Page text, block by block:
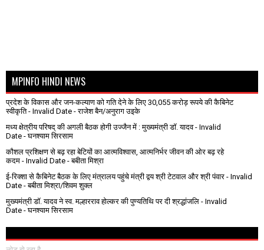
MPINFO HINDI NEWS
प्रदेश के विकास और जन-कल्याण को गति देने के लिए 30,055 करोड़ रूपये की कैबिनेट
स्वीकृति- Invalid Date - राजेश बैन/अनुराग उइके
मध्य क्षेत्रीय परिषद् की अगली बैठक होगी उज्जैन में : मुख्यमंत्री डॉ. यादव- Invalid
Date - घनश्याम सिरसाम
कौशल प्रशिक्षण से बढ़ रहा बेटियों का आत्मविश्वास, आत्मनिर्भर जीवन की ओर बढ़ रहे
कदम - Invalid Date - बबीता मिश्रा
ई-रिक्शा से कैबिनेट बैठक के लिए मंत्रालय पहुंचे मंत्री द्वय श्री टेटवाल और श्री पंवार - Invalid
Date - बबीता मिश्रा/शिवम शुक्ल
मुख्यमंत्री डॉ. यादव ने स्व. मल्हारराव होल्कर की पुण्यतिथि पर दी श्रद्धांजलि - Invalid
Date - घनश्याम सिरसाम